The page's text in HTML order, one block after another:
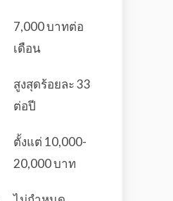
7,000 บาทต่อ
เดือน
สูงสุดร้อยละ 33
ต่อปี
ตั้งแต่ 10,000-
20,000 บาท